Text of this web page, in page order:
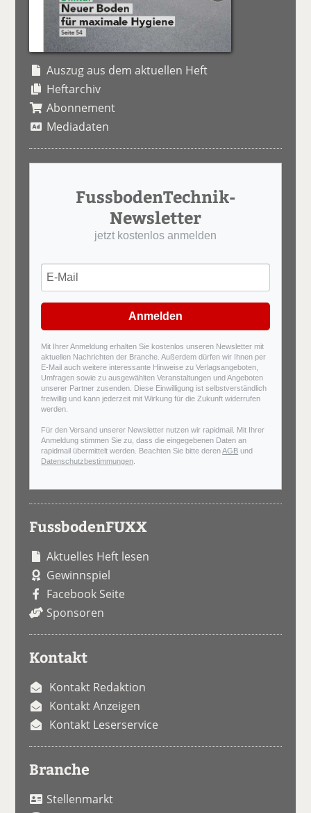
Auszug aus dem aktuellen Heft
Heftarchiv
Abonnement
Mediadaten
FussbodenTechnik-
Newsletter
jetzt kostenlos anmelden
Anmelden
Mit Ihrer Anmeldung erhalten Sie kostenlos unseren Newsletter mit
aktuellen Nachrichten der Branche. Außerdem dürfen wir Ihnen per
E-Mail auch weitere interessante Hinweise zu Verlagsangeboten,
Umfragen sowie zu ausgewählten Veranstaltungen und Angeboten
unserer Partner zusenden. Diese Einwilligung ist selbstverständlich
freiwillig und kann jederzeit mit Wirkung für die Zukunft widerrufen
werden.
Für den Versand unserer Newsletter nutzen wir rapidmail. Mit Ihrer
Anmeldung stimmen Sie zu, dass die eingegebenen Daten an
rapidmail übermittelt werden. Beachten Sie bitte derenAGB und
Datenschutzbestimmungen
FussbodenFUXX
Aktuelles Heft lesen
Gewinnspiel
Facebook Seite
Sponsoren
Kontakt
Kontakt Redaktion
Kontakt Anzeigen
Kontakt Leserservice
Branche
Stellenmarkt